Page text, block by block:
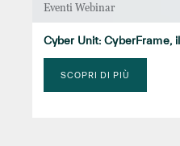
Eventi Webinar
Cyber Unit: CyberFrame,
SCOPRI DI PIÙ